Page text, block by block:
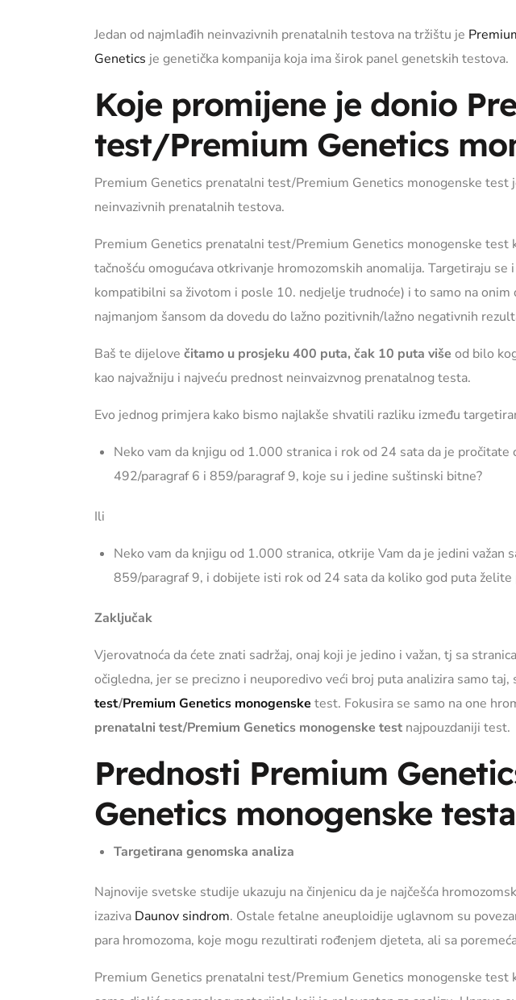
Jedan od najmlađih neinvazivnih prenatalnih testova na tržištu je
Genetics je genetička kompanija koja ima širok panel genetskih testova.
Koje promijene je donio
test/Premium Genetics
Premium Genetics prenatalni test/Premium Genetics monogenske test
neinvazivnih prenatalnih testova.
Premium Genetics prenatalni test/Premium Genetics monogenske test
tačnošću omogućava otkrivanje hromozomskih anomalija. Targetiraju se
kompatibilni sa životom i posle 10. nedjelje trudnoće) i to samo na
najmanjom šansom da dovedu do lažno pozitivnih/lažno negativnih
Baš te dijelove čitamo u prosjeku 400 puta, čak 10 puta više od bilo
kao najvažniju i najveću prednost neinvaizvnog prenatalnog testa.
Evo jednog primjera kako bismo najlakše shvatili razliku između
Neko vam da knjigu od 1.000 stranica i rok od 24 sata da je
492/paragraf 6 i 859/paragraf 9, koje su i jedine suštinski bitne?
Ili
Neko vam da knjigu od 1.000 stranica, otkrije Vam da je jedini
859/paragraf 9, i dobijete isti rok od 24 sata da koliko god puta želite
Zaključak
Vjerovatnoća da ćete znati sadržaj, onaj koji je jedino i važan, tj sa
očigledna, jer se precizno i neuporedivo veći broj puta analizira samo taj,
test/Premium Genetics monogenske test. Fokusira se samo na one
prenatalni test/Premium Genetics monogenske test najpouzdaniji test.
Prednosti Premium
Genetics monogenske
Targetirana genomska analiza
Najnovije svetske studije ukazuju na činjenicu da je najčešća
izaziva Daunov sindrom. Ostale fetalne aneuploidije uglavnom su
para hromozoma, koje mogu rezultirati rođenjem djeteta, ali sa
Premium Genetics prenatalni test/Premium Genetics monogenske